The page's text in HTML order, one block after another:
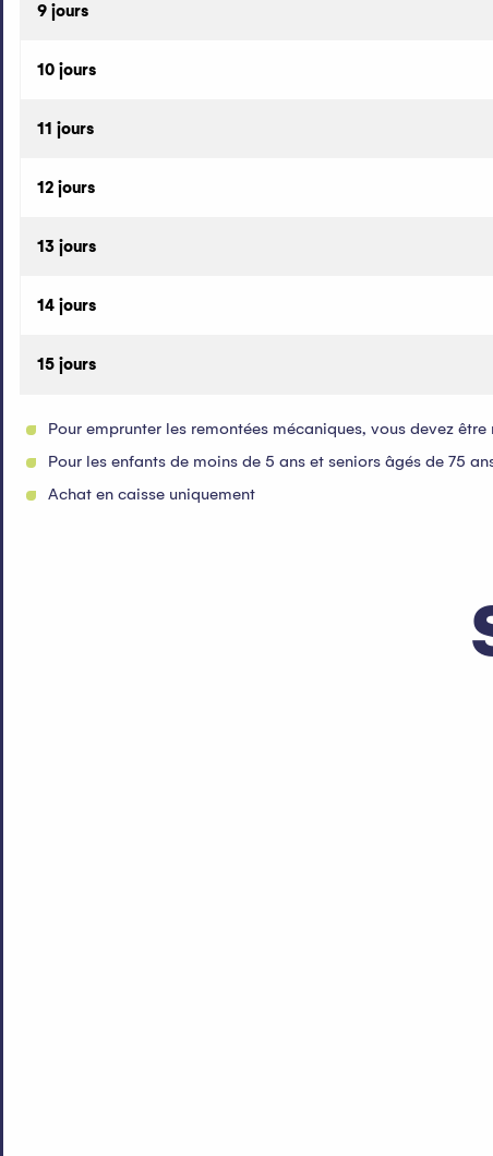
9 jours
10 jours
11 jours
12 jours
13 jours
14 jours
15 jours
Pour emprunter les remontées mécaniques, vous devez
Pour les enfants de moins de 5 ans et seniors âgés de 75
Achat en caisse uniquement